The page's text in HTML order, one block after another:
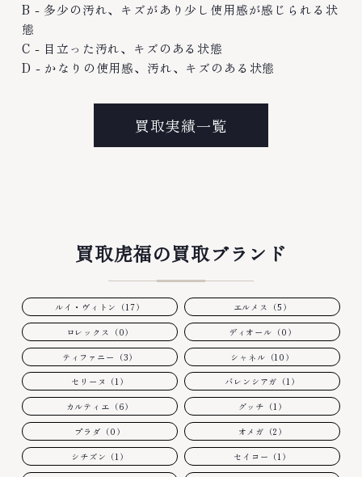
B - 多少の汚れ、キズがあり少し使用感が感じられる状
態
C - 目立った汚れ、キズのある状態
D - かなりの使用感、汚れ、キズのある状態
買取実績一覧
買取虎福の買取ブランド
ルイ・ヴィトン（17） エルメス（5）
ロレックス（0） ディオール（0）
ティファニー（3） シャネル（10）
セリーヌ（1） バレンシアガ（1）
カルティエ（6） グッチ（1）
プラダ（0） オメガ（2）
シチズン（1） セイコー（1）